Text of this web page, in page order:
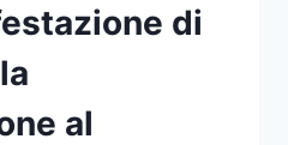
di
al